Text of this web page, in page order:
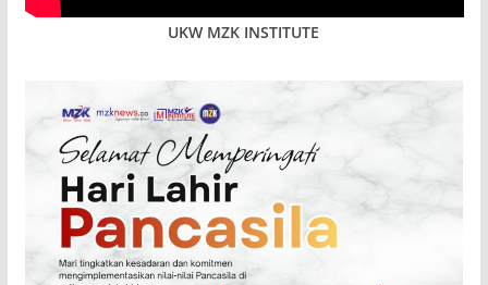
UKW MZK INSTITUTE